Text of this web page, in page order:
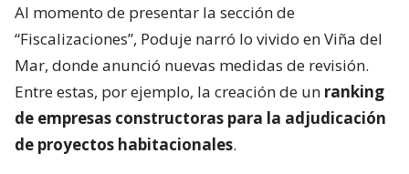
Al momento de presentar la sección de
“Fiscalizaciones”, Poduje narró lo vivido en Viña del
Mar, donde anunció nuevas medidas de revisión.
Entre estas, por ejemplo, la creación de un ranking
de empresas constructoras para la adjudicación
de proyectos habitacionales.